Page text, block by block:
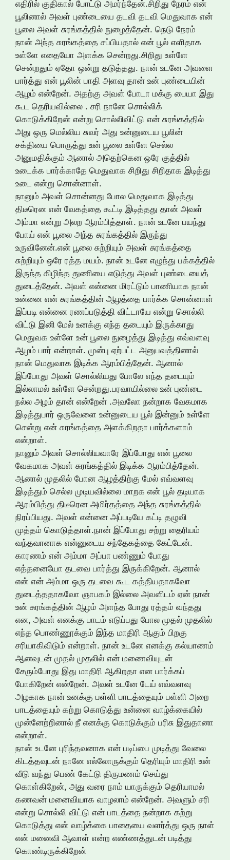
எதிரில் குதிகால் போட்டு அமர்ந்தேன்.சிறிது நேரம் என்
பூலினால் அவள் புண்டையை தடவி தடவி மெதுவாக என்
பூலை அவள் சுரங்கத்தில் நுழைத்தேன். நெடு நேரம்
நான் அந்த சுரங்கத்தை சப்பியதால் என் பூல் எளிதாக
உள்ளே எதையோ அளக்க சென்றது.சிறிது உள்ளே
சென்றதும் ஏதோ ஒன்று தடுத்தது. நான் உடனே அவளை
பார்த்து என் பூலின் பாதி அளவு தான் உன் புண்டையின்
ஆழம் என்றேன். அதற்கு அவள் போடா மக்கு பையா இது
கூட தெரியவில்லை . சரி நானே சொல்லிக்
கொடுக்கிறேன் என்று சொல்லிவிட்டு என் சுரங்கத்தில்
அது ஒரு மெல்லிய சுவர் அது உன்னுடைய பூலின்
சக்தியை பொருத்து உன் பூலை உள்ளே செல்ல
அனுமதிக்கும் ஆனால் அதெற்கென ஒரே குத்தில்
உடைக்க பார்க்காதே மெதுவாக சிறிது சிறிதாக இடித்து
உடை என்று சொன்னாள்.
நானும் அவள் சொன்னது போல மெதுவாக இடித்து
திடீரென என் வேகத்தை கூட்டி இடித்தது தான் அவள்
அம்மா என்று அலற ஆரம்பித்தாள். நான் உடனே பயந்து
போய் என் பூலை அந்த சுரங்கத்தில் இருந்து
உருவினேன்.என் பூலை சுற்றியும் அவள் சுரங்கத்தை
சுற்றியும் ஒரே ரத்த மயம். நான் உடனே எழுந்து பக்கத்தில்
இருந்த கிழிந்த துணியை எடுத்து அவள் புண்டையைத்
துடைத்தேன். அவள் என்னை மிரட்டும் பாணியாக நான்
உன்னை என் சுரங்கத்தின் ஆழத்தை பார்க்க சொன்னாள்
இப்படி என்னை ரணப்படுத்தி விட்டாயே என்று சொல்லி
விட்டு இனி மேல் உனக்கு எந்த தடையும் இருக்காது
மெதுவக உள்ளே உன் பூலை நுழைத்து இடித்து எவ்வளவு
ஆழம் பார் என்றாள். முன்பு ஏற்பட்ட அனுபவத்தினால்
நான் மெதுவாக இடிக்க ஆரம்பித்தேன். ஆனால்
இப்போது அவள் சொல்லியது போலே எந்த தடையும்
இல்லாமல் உள்ளே சென்றது.பரவாயில்லை உன் புண்டை
நல்ல அழம் தான் என்றேன் .அவலோ நன்றாக வேகமாக
இடித்துபார் ஒருவேளை உன்னுடைய பூல் இன்னும் உள்ளே
சென்று என் சுரங்கத்தை அளக்கிறதா பார்க்களாம்
என்றாள்.
நானும் அவள் சொல்லியவாரே இப்போது என் பூலை
வேகமாக அவள் சுரங்கத்தில் இடிக்க ஆரம்பித்தேன்.
ஆனால் முதலில் போன ஆழத்திற்கு மேல் எவ்வளவு
இடித்தும் செல்ல முடியவில்லை மாறக என் பூல் தடியாக
ஆரம்பித்து திடீரென அமிர்தத்தை அந்த சுரங்கத்தில்
நிரப்பியது. அவள் என்னை அப்படியே கட்டி தழுவி
முத்தம் கொடுத்தாள்.நான் இப்போது சற்று தைரியம்
வந்தவானாக என்னுடைய சந்தேகத்தை கேட்டேன்.
காரணம் என் அம்மா அப்பா பண்ணும் போது
எத்தனையோ தடவை பார்த்து இருக்கிறேன். ஆனால்
என் என் அம்மா ஒரு தடவை கூட கத்தியதாகவோ
துடைத்ததாகவோ ஞாபகம் இல்லை அவளிடம் ஏன் நான்
உன் சுரங்கத்தின் ஆழம் அளந்த போது ரத்தம் வந்தது
என, அவள் எனக்கு பாடம் எடுப்பது போல முதல் முதலில்
எந்த பொண்ணூக்கும் இந்த மாதிரி ஆகும் பிறகு
சரியாகிவிடும் என்றாள். நான் உடனே எனக்கு கல்யாணம்
ஆனவுடன் முதல் முதலில் என் மணைவியுடன்
சேரும்போது இது மாதிரி ஆகிறதா என பார்க்கப்
போகிறேன் என்றேன். அவள் உடனே டேய் எவ்வளவு
அழகாக நான் உனக்கு பள்ளி பாடத்தையும் பள்ளி அறை
பாடத்தையும் கற்று கொடுத்து உன்னை வாழ்க்கையில்
முன்னேற்றினால் நீ எனக்கு கொடுக்கும் பரிசு இதுதானா
என்றாள்.
நான் உடனே புரிந்தவனாக என் படிப்பை முடித்து வேலை
கிடத்தவுடன் நானே எல்லோருக்கும் தெரியும் மாதிரி உன்
வீடு வந்து பெண் கேட்டு திருமணம் செய்து
கொள்கிறேன், அது வரை நாம் யாருக்கும் தெரியாமல்
கணவன் மனைவியாக வாழலாம் என்றேன். அவளும் சரி
என்று சொல்லி விட்டு என் பாடத்தை நன்றாக கற்று
கொடுத்து என் வாழ்க்கை பாதையை வளர்த்து ஒரு நாள்
என் மனைவி ஆவாள் என்ற எண்ணத்துடன் படித்து
கொண்டிருக்கிறேன்